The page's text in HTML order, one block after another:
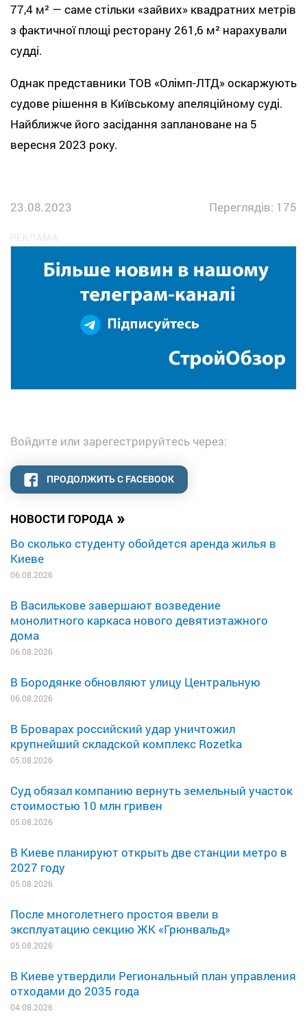
НОВОСТИ ГОРОДА »
Во сколько студенту обойдется аренда жилья в
Киеве
06.08.2026
В Василькове завершают возведение
монолитного каркаса нового девятиэтажного
дома
06.08.2026
В Бородянке обновляют улицу Центральную
06.08.2026
В Броварах российский удар уничтожил
крупнейший складской комплекс Rozetka
05.08.2026
Суд обязал компанию вернуть земельный участок
стоимостью 10 млн гривен
05.08.2026
В Киеве планируют открыть две станции метро в
2027 году
05.08.2026
После многолетнего простоя ввели в
эксплуатацию секцию ЖК «Грюнвальд»
05.08.2026
В Киеве утвердили Региональный план управления
отходами до 2035 года
04.08.2026
77,4 м² — саме стільки «зайвих» квадратних метрів
з фактичної площі ресторану 261,6 м² нарахували
судді.
Однак представники ТОВ «Олімп-ЛТД» оскаржують
судове рішення в Київському апеляційному суді.
Найближче його засідання заплановане на 5
вересня 2023 року.
23.08.2023 Переглядів: 175
Войдите или зарегестрируйтесь через:
ПРОДОЛЖИТЬ С FACEBOOK